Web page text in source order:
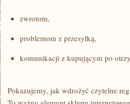
zwrotom,
problemom z przesyłką,
komunikacji z kupującym po
Pokazujemy, jak wdrożyć czytelne